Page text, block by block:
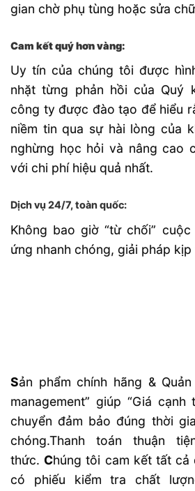
gian chờ phụ tùng hoặc sửa
Cam kết quý hơn vàng:
Uy tín của chúng tôi được
nhặt từng phản hồi của Quý
công ty được đào tạo để hiểu
niềm tin qua sự hài lòng của
nghừng học hỏi và nâng cao
với chi phí hiệu quả nhất.
Dịch vụ 24/7, toàn quốc:
Không bao giờ “từ chối”
ứng nhanh chóng, giải pháp
Sản phẩm chính hãng &
management” giúp “Giá
chuyển đảm bảo đúng thời
chóng.Thanh toán thuận
thức.Chúng tôi cam kết tất cả
có phiếu kiểm tra chất